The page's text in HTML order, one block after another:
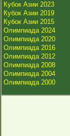
Кубок Азии 2023
Кубок Азии 2019
Кубок Азии 2015
Олимпиада 2024
Олимпиада 2020
Олимпиада 2016
Олимпиада 2012
Олимпиада 2008
Олимпиада 2004
Олимпиада 2000